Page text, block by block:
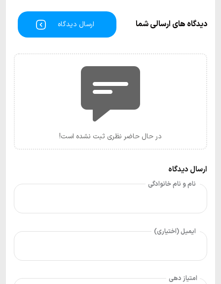
دیدگاه های ارسالی شما ارسال دیدگاه
در حال حاضر نظری ثبت نشده است!
ارسال دیدگاه
نام و نام خانوادگی
ایمیل (اختیاری)
امتیاز دهی